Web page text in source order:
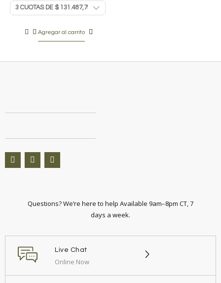
Agregar al carrito
Questions? We’re here to help Available 9am–8pm CT, 7
days a week.
Live Chat
Online Now